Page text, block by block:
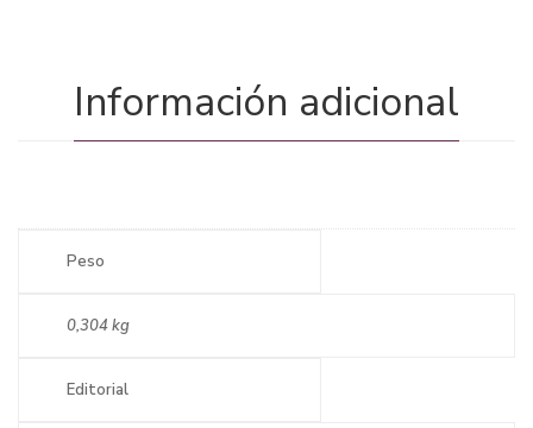
Información adicional
Peso
0,304 kg
Editorial